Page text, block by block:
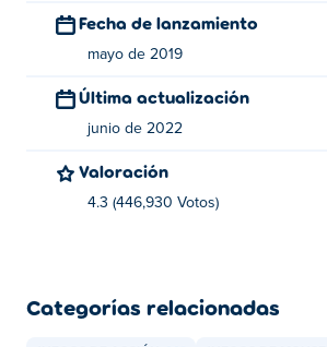
Fecha de lanzamiento
mayo de 2019
Última actualización
junio de 2022
Valoración
4.3 (446,930 Votos)
Categorías relacionadas